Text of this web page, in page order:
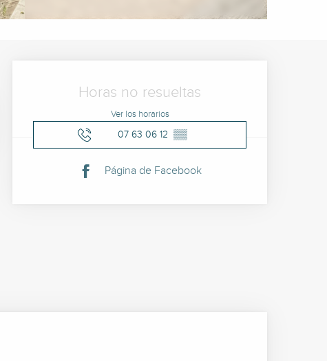
Horarios y datos de
Horas no resueltas
Ver los horarios
07 63 06 12 ▒▒
Página de Facebook